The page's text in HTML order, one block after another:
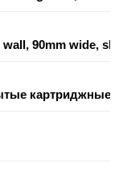
90mm wide,
картриджные